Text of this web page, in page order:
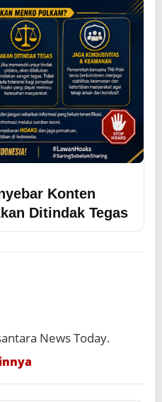
Konten
Ditindak Tegas
News Today.